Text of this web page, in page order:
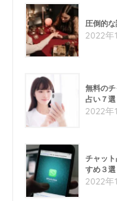
圧倒的
2022年
無料の
占い７選
2022年
チャッ
すめ３選
2022年